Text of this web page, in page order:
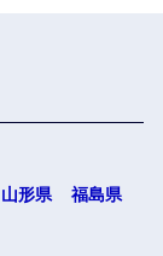
山形県 福島県